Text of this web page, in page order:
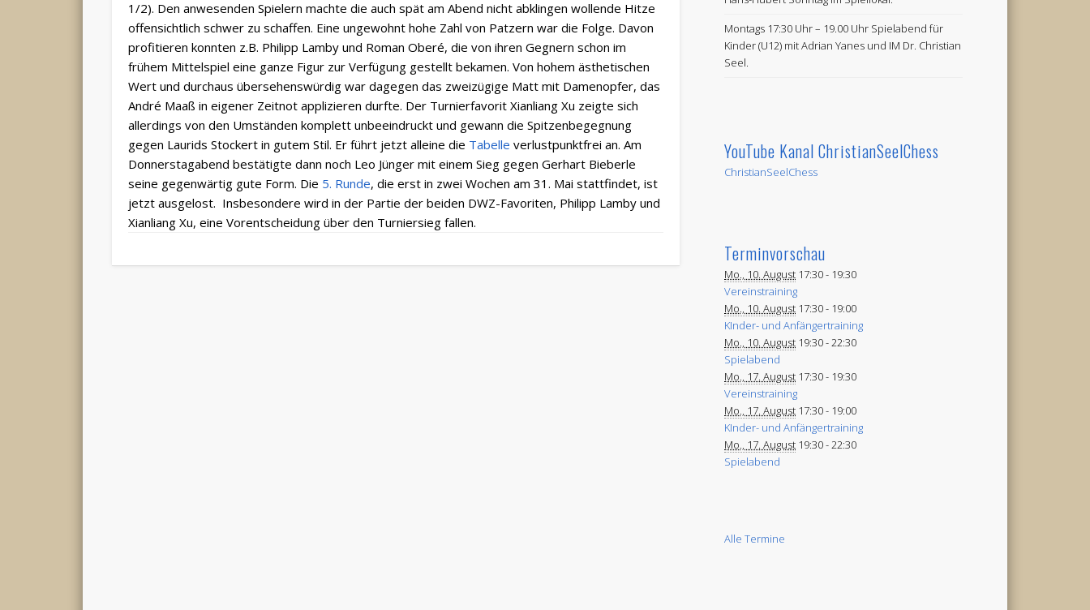
1/2). Den anwesenden Spielern machte die auch spät am Abend nicht abklingen wollende Hitze
offensichtlich schwer zu schaffen. Eine ungewohnt hohe Zahl von Patzern war die Folge. Davon
profitieren konnten z.B. Philipp Lamby und Roman Oberé, die von ihren Gegnern schon im
frühem Mittelspiel eine ganze Figur zur Verfügung gestellt bekamen. Von hohem ästhetischen
Wert und durchaus übersehenswürdig war dagegen das zweizügige Matt mit Damenopfer, das
André Maaß in eigener Zeitnot applizieren durfte. Der Turnierfavorit Xianliang Xu zeigte sich
allerdings von den Umständen komplett unbeeindruckt und gewann die Spitzenbegegnung
gegen Laurids Stockert in gutem Stil. Er führt jetzt alleine die Tabelleverlustpunktfrei an. Am
Donnerstagabend bestätigte dann noch Leo Jünger mit einem Sieg gegen Gerhart Bieberle
seine gegenwärtig gute Form. Die 5. Runde, die erst in zwei Wochen am 31. Mai stattfindet, ist
jetzt ausgelost. Insbesondere wird in der Partie der beiden DWZ-Favoriten, Philipp Lamby und
Xianliang Xu, eine Vorentscheidung über den Turniersieg fallen.
Montags 17:30 Uhr – 19.00 Uhr Spielabend für
Kinder (U12) mit Adrian Yanes und IM Dr. Christian
Seel.
YouTube Kanal ChristianSeelChess
ChristianSeelChess
Terminvorschau
Mo., 10. August 17:30 - 19:30
Vereinstraining
Mo., 10. August 17:30 - 19:00
KInder- und Anfängertraining
Mo., 10. August 19:30 -22:30
Spielabend
Mo., 17. August 17:30 - 19:30
Vereinstraining
Mo., 17. August 17:30 - 19:00
KInder- und Anfängertraining
Mo., 17. August 19:30 -22:30
Spielabend
Alle Termine